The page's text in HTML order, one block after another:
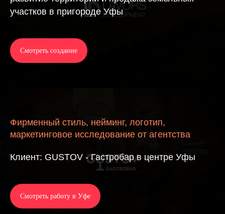
участков в пригороде Уфы
Смотреть создание
Фирменный стиль, нейминг, логотип,
маркетинговое исследование от агентства
Клиент: GUSTOV - Гастробар в центре Уфы
Смотреть работу в Уфе